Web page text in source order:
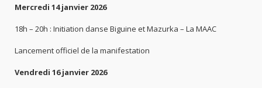
Mercredi 14 janvier 2026
18h – 20h : Initiation danse Biguine et Mazurka – La MAAC
Lancement officiel de la manifestation
Vendredi 16 janvier 2026